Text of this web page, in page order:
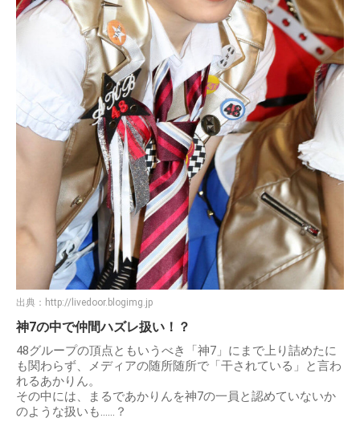
出典： http://livedoor.blogimg.jp
神7の中で仲間ハズレ扱い！？
48グループの頂点ともいうべき「神7」にまで上り詰めたに
も関わらず、メディアの随所随所で「干されている」と言わ
れるあかりん。
その中には、まるであかりんを神7の一員と認めていないか
のような扱いも……？